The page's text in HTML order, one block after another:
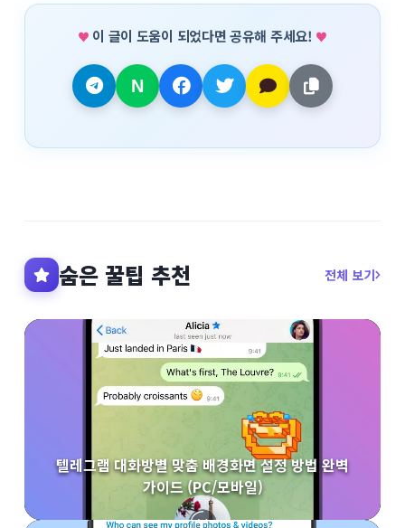
이 글이 도움이 되었다면 공유해 주세요!
숨은 꿀팁 추천 전체 보기
텔레그램 대화방별 맞춤 배경화면 설정 방법 완벽
가이드 (PC/모바일)